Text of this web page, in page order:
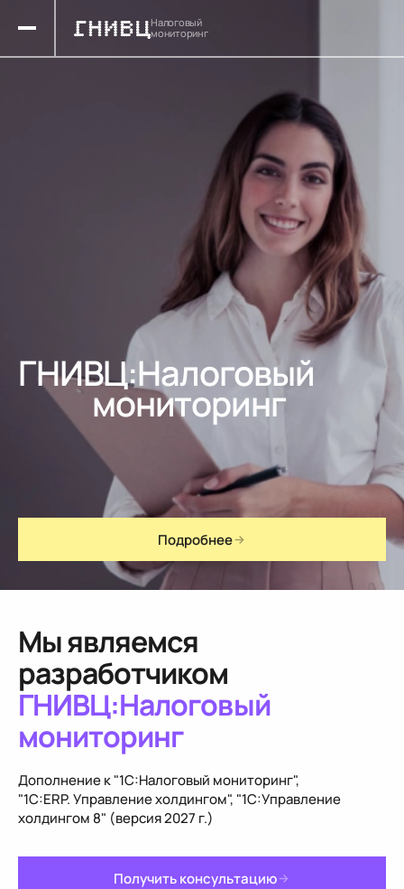
Налоговый
мониторинг
ГНИВЦ:Налоговый
мониторинг
Подробнее
Мы являемся
разработчиком
ГНИВЦ:Налоговый
мониторинг
Дополнение к "1С:Налоговый мониторинг",
"1С:ERP. Управление холдингом", "1С:Управление
холдингом 8" (версия 2027 г.)
Получить консультацию